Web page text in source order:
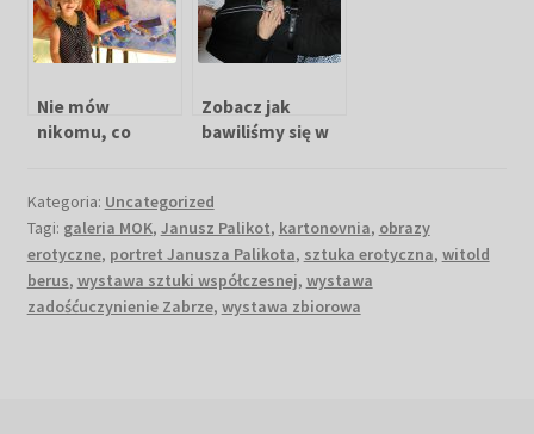
Nie mów
nikomu, co
Zobacz jak
bawiliśmy się w
Kategoria: Uncategorized
Tagi: galeria MOK, Janusz Palikot, kartonovnia, obrazy
erotyczne, portret Janusza Palikota, sztuka erotyczna, witold
berus, wystawa sztuki współczesnej, wystawa
zadośćuczynienie Zabrze, wystawa zbiorowa